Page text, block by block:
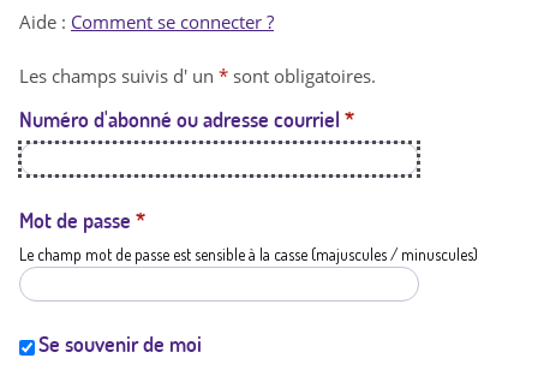
t
a
t
i
Aide : Comment se connecter ?
Les champs suivis d' un * sont obligatoires.
Numéro d'abonné ou adresse courriel *
Mot de passe *
Le champ mot de passe est sensible à la casse (majuscules / minuscules)
Se souvenir de moi